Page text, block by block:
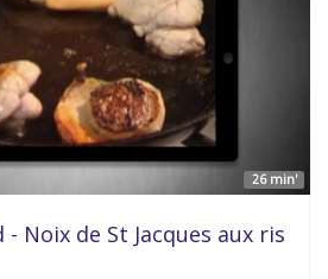
26 min'
Noix de St Jacques aux ris